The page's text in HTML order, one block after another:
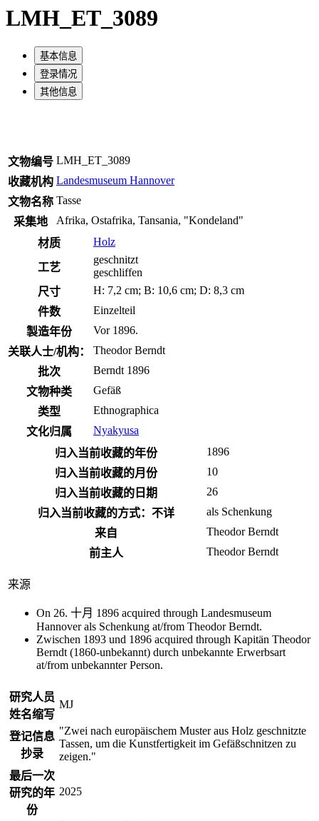
LMH_ET_3089
基本信息
登录情况
其他信息
文物编号 LMH_ET_3089
收藏机构 Landesmuseum Hannover
文物名称 Tasse
采集地
Afrika, Ostafrika, Tansania, "Kondeland"
材质
Holz
工艺
geschnitzt
geschliffen
尺寸
H: 7,2 cm; B: 10,6 cm; D: 8,3 cm
件数
Einzelteil
製造年份
Vor 1896.
关联人士/机构：
Theodor Berndt
批次
Berndt 1896
文物种类
Gefäß
类型
Ethnographica
文化归属
Nyakyusa
归入当前收藏的年份
1896
归入当前收藏的月份
10
归入当前收藏的日期
26
归入当前收藏的方式：不详
als Schenkung
来自
Theodor Berndt
前主人
Theodor Berndt
来源
On 26. 十月 1896 acquired through Landesmuseum
Hannover als Schenkung at/from Theodor Berndt.
Zwischen 1893 und 1896 acquired through Kapitän Theodor
Berndt (1860-unbekannt) durch unbekannte Erwerbsart
at/from unbekannter Person.
研究人员
姓名缩写
MJ
登记信息
抄录
"Zwei nach europäischem Muster aus Holz geschnitzte
Tassen, um die Kunstfertigkeit im Gefäßschnitzen zu
zeigen."
最后一次
研究的年
份
2025